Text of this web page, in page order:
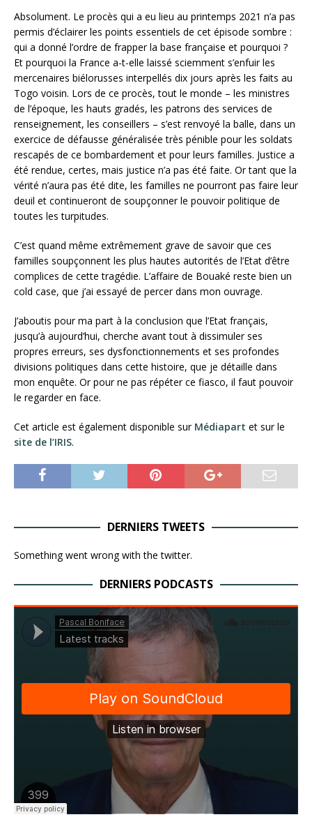
Absolument. Le procès qui a eu lieu au printemps 2021 n’a pas
permis d’éclairer les points essentiels de cet épisode sombre :
qui a donné l’ordre de frapper la base française et pourquoi ?
Et pourquoi la France a-t-elle laissé sciemment s’enfuir les
mercenaires biélorusses interpellés dix jours après les faits au
Togo voisin. Lors de ce procès, tout le monde – les ministres
de l’époque, les hauts gradés, les patrons des services de
renseignement, les conseillers – s’est renvoyé la balle, dans un
exercice de défausse généralisée très pénible pour les soldats
rescapés de ce bombardement et pour leurs familles. Justice a
été rendue, certes, mais justice n’a pas été faite. Or tant que la
vérité n’aura pas été dite, les familles ne pourront pas faire leur
deuil et continueront de soupçonner le pouvoir politique de
toutes les turpitudes.
C’est quand même extrêmement grave de savoir que ces
familles soupçonnent les plus hautes autorités de l’Etat d’être
complices de cette tragédie. L’affaire de Bouaké reste bien un
cold case, que j’ai essayé de percer dans mon ouvrage.
J’aboutis pour ma part à la conclusion que l’Etat français,
jusqu’à aujourd’hui, cherche avant tout à dissimuler ses
propres erreurs, ses dysfonctionnements et ses profondes
divisions politiques dans cette histoire, que je détaille dans
mon enquête. Or pour ne pas répéter ce fiasco, il faut pouvoir
le regarder en face.
Cet article est également disponible sur Médiapart et sur le
site de l’IRIS.
DERNIERS TWEETS
Something went wrong with the twitter.
DERNIERS PODCASTS